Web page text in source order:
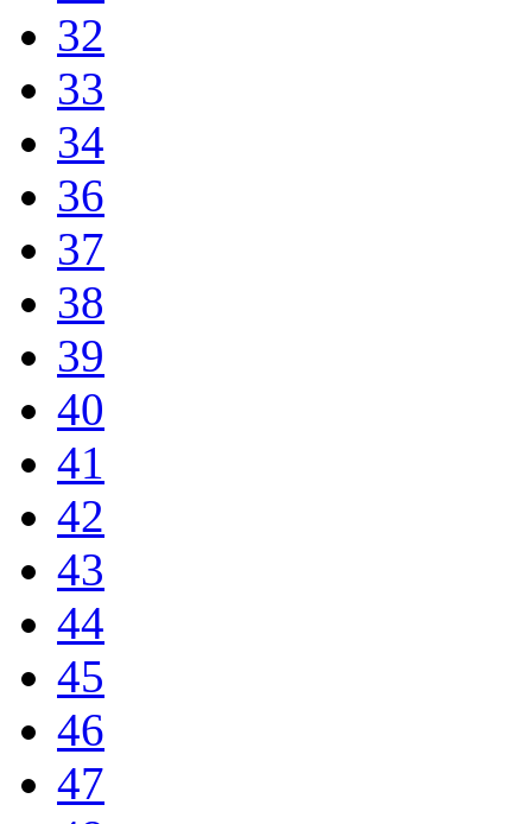
32
33
34
36
37
38
39
40
41
42
43
44
45
46
47